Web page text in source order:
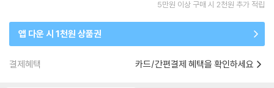
5만원 이상 구매 시 2천원 추가 적립
앱 다운 시 1천원 상품권
결제혜택 카드/간편결제 혜택을 확인하세요